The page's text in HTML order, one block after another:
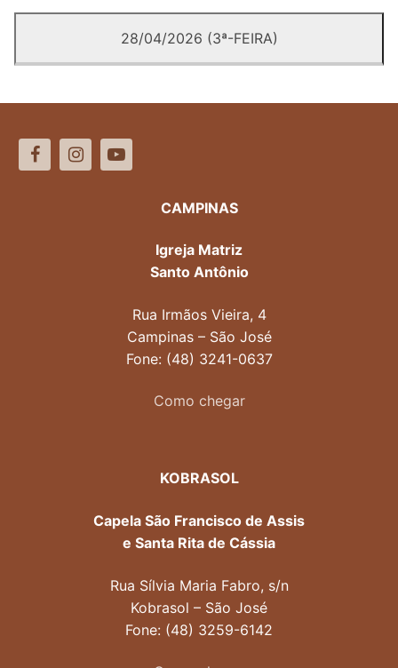
28/04/2026 (3ª-FEIRA)
CAMPINAS
Igreja Matriz
Santo Antônio
Rua Irmãos Vieira, 4
Campinas – São José
Fone: (48) 3241-0637
Como chegar
KOBRASOL
Capela São Francisco de Assis
e Santa Rita de Cássia
Rua Sílvia Maria Fabro, s/n
Kobrasol – São José
Fone: (48) 3259-6142